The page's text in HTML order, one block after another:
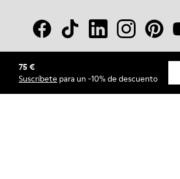
75 €
Suscríbete para un -10% de descuento
© Camper, 2026